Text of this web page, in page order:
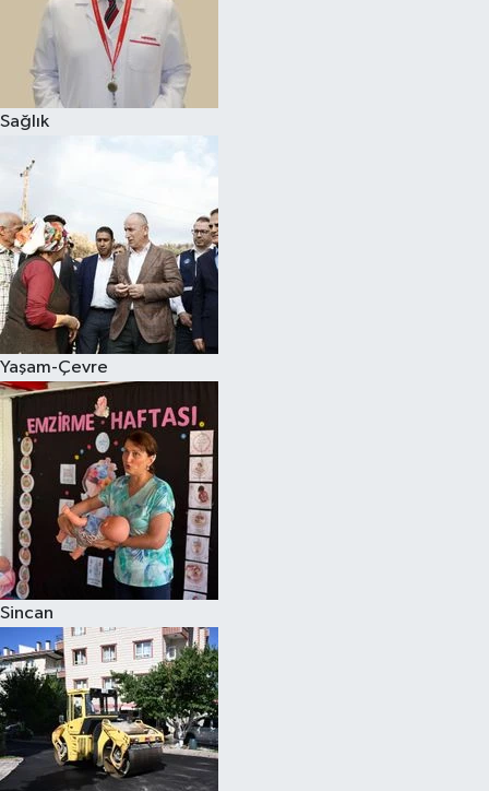
Sağlık
Yaşam-Çevre
Sincan